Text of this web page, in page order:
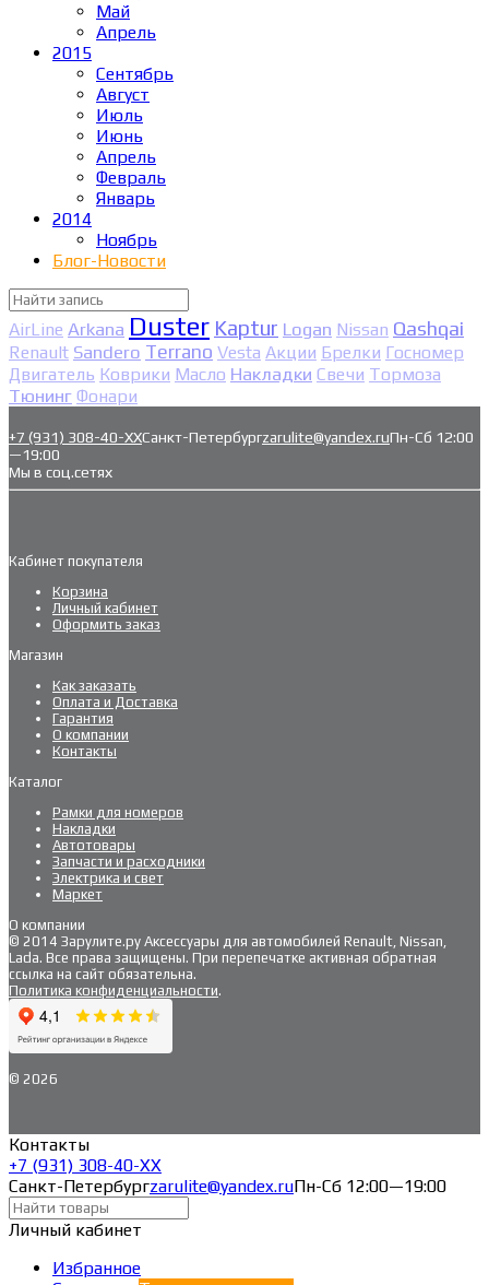
Май
Апрель
2015
Сентябрь
Август
Июль
Июнь
Апрель
Февраль
Январь
2014
Ноябрь
Блог-Новости
AirLine Arkana Duster Kaptur Logan Nissan Qashqai
Renault Sandero Terrano Vesta Акции Брелки Госномер
Двигатель Коврики Масло Накладки Свечи Тормоза
Тюнинг Фонари
+7 (931) 308-40-ХХСанкт-Петербургzarulite@yandex.ruПн-Сб 12:00
—19:00
Мы в соц.сетях
Кабинет покупателя
Корзина
Личный кабинет
Оформить заказ
Магазин
Как заказать
Оплата и Доставка
Гарантия
О компании
Контакты
Каталог
Рамки для номеров
Накладки
Автотовары
Запчасти и расходники
Электрика и свет
Маркет
О компании
© 2014 Зарулите.ру Аксессуары для автомобилей Renault, Nissan,
Lada. Все права защищены. При перепечатке активная обратная
ссылка на сайт обязательна.
Политика конфиденциальности.
© 2026
Контакты
+7 (931) 308-40-ХХ
Санкт-Петербургzarulite@yandex.ruПн-Сб 12:00—19:00
Личный кабинет
Избранное